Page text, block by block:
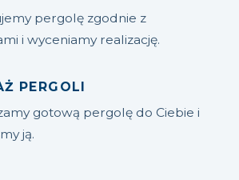
pergolę zgodnie z
i wyceniamy realizację.
PERGOLI
gotową pergolę do Ciebie i
ją.